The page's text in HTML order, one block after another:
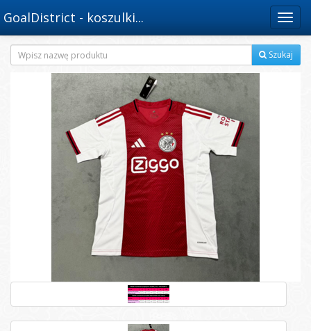
Menu
GoalDistrict - koszulki...
Szukaj